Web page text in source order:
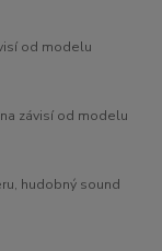
od modelu
závisí od modelu
hudobný sound